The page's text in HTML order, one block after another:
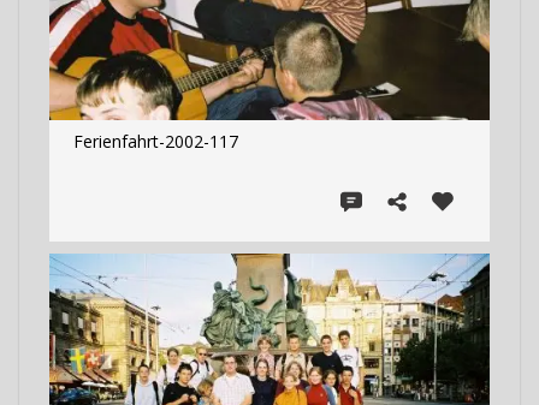
Ferienfahrt-2002-117